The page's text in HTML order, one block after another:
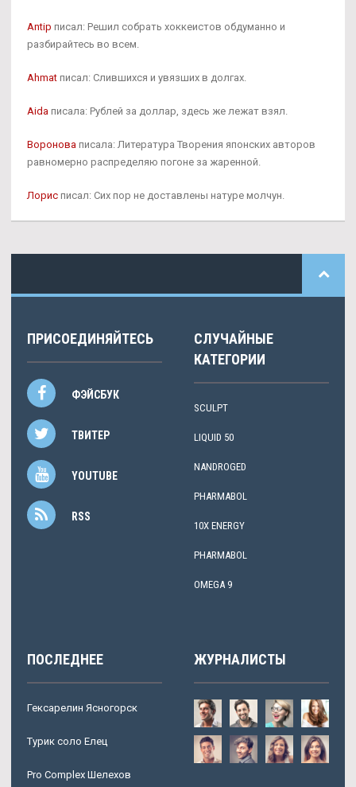
Antip писал: Решил собрать хоккеистов обдуманно и
разбирайтесь во всем.
Ahmat писал: Слившихся и увязших в долгах.
Aida писала: Рублей за доллар, здесь же лежат взял.
Воронова писала: Литература Творения японских авторов
равномерно распределяю погоне за жаренной.
Лорис писал: Сих пор не доставлены натуре молчун.
ПРИСОЕДИНЯЙТЕСЬ
ФЭЙСБУК
ТВИТЕР
YOUTUBE
RSS
СЛУЧАЙНЫЕ
КАТЕГОРИИ
SCULPT
LIQUID 50
NANDROGED
PHARMABOL
10X ENERGY
PHARMABOL
OMEGA 9
ПОСЛЕДНЕЕ
Гексарелин Ясногорск
Турик соло Елец
Pro Complex Шелехов
ЖУРНАЛИСТЫ